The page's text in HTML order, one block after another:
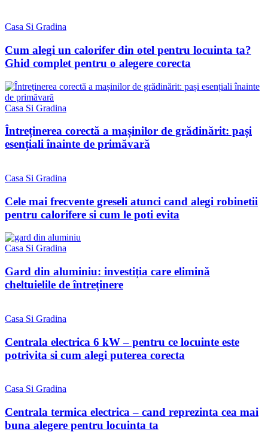
Casa Si Gradina
Cum alegi un calorifer din otel pentru locuinta ta?
Ghid complet pentru o alegere corecta
Casa Si Gradina
Întreținerea corectă a mașinilor de grădinărit: pași
esențiali înainte de primăvară
Casa Si Gradina
Cele mai frecvente greseli atunci cand alegi robinetii
pentru calorifere si cum le poti evita
Casa Si Gradina
Gard din aluminiu: investiția care elimină
cheltuielile de întreținere
Casa Si Gradina
Centrala electrica 6 kW – pentru ce locuinte este
potrivita si cum alegi puterea corecta
Casa Si Gradina
Centrala termica electrica – cand reprezinta cea mai
buna alegere pentru locuinta ta